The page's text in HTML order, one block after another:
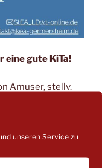
unseren Service zu
eine gute KiTa!
Amuser, stellv.
Erziehungs- und